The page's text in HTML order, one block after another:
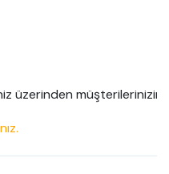
üzerinden müşterilerinizin